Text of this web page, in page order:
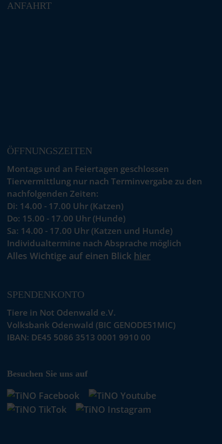
ANFAHRT
ÖFFNUNGSZEITEN
Montags und an Feiertagen geschlossen
Tiervermittlung nur nach Terminvergabe zu den
nachfolgenden Zeiten:
Di: 14.00 - 17.00 Uhr (Katzen)
Do: 15.00 - 17.00 Uhr (Hunde)
Sa: 14.00 - 17.00 Uhr (Katzen und Hunde)
Individualtermine nach Absprache möglich
Alles Wichtige auf einen Blick hier
SPENDENKONTO
Tiere in Not Odenwald e.V.
Volksbank Odenwald (BIC GENODE51MIC)
IBAN: DE45 5086 3513 0001 9910 00
Besuchen Sie uns auf